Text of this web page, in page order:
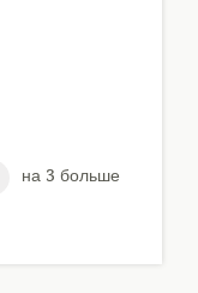
на 3 больше